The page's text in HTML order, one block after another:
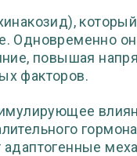
Одновременно
повышая
факторов.
адаптогенные